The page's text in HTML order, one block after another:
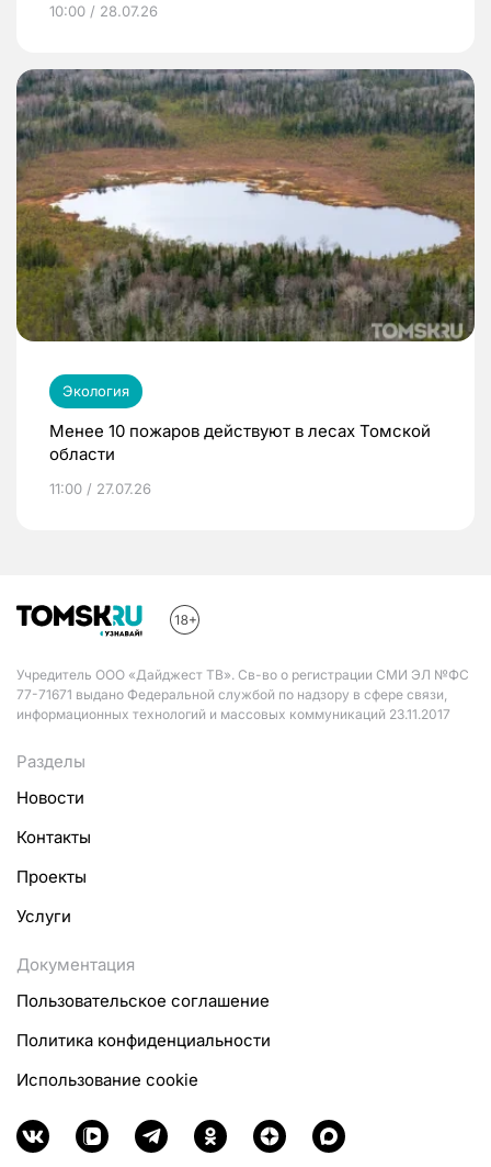
10:00 / 28.07.26
Экология
Менее 10 пожаров действуют в лесах Томской
области
11:00 / 27.07.26
Учредитель ООО «Дайджест ТВ». Св-во о регистрации СМИ ЭЛ №ФС
77-71671 выдано Федеральной службой по надзору в сфере связи,
информационных технологий и массовых коммуникаций 23.11.2017
Разделы
Новости
Контакты
Проекты
Услуги
Документация
Пользовательское соглашение
Политика конфиденциальности
Использование cookie